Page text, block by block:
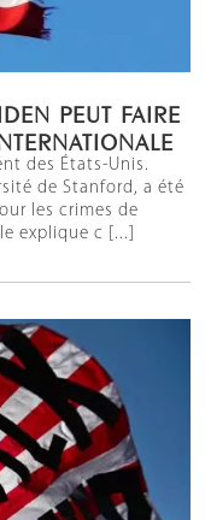
PEUT FAIRE
des États-Unis.
de Stanford, a été
les crimes de
explique c [...]